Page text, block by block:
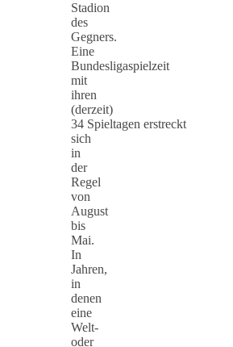
Stadion
des
Gegners.
Eine
Bundesligaspielzeit
mit
ihren
(derzeit)
34 Spieltagen erstreckt
sich
in
der
Regel
von
August
bis
Mai.
In
Jahren,
in
denen
eine
Welt-
oder